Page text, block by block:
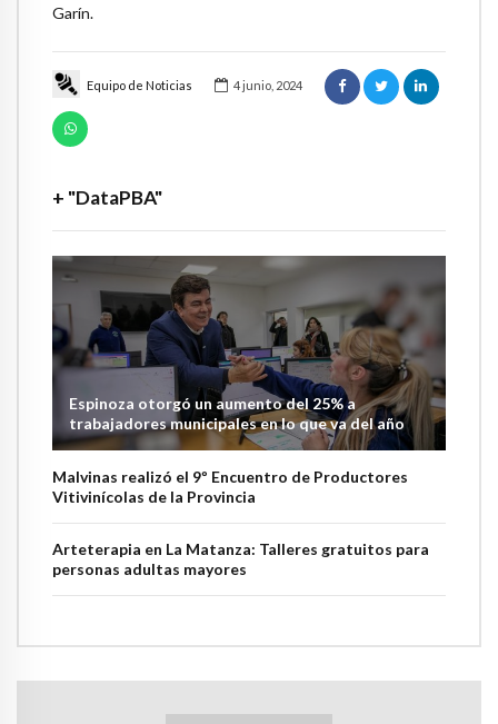
Equipo de Noticias 4 junio, 2024
+ "DataPBA"
Espinoza otorgó un aumento del 25% a
trabajadores municipales en lo que va del año
Malvinas realizó el 9º Encuentro de Productores
Vitivinícolas de la Provincia
Arteterapia en La Matanza: Talleres gratuitos para
personas adultas mayores
Garín.